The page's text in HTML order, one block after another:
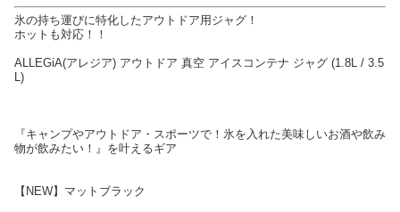
氷の持ち運びに特化したアウトドア用ジャグ！
ホットも対応！！
ALLEGiA(アレジア) アウトドア 真空 アイスコンテナ ジャグ (1.8L / 3.5
L)
『キャンプやアウトドア・スポーツで！氷を入れた美味しいお酒や飲み
物が飲みたい！』を叶えるギア
【NEW】マットブラック